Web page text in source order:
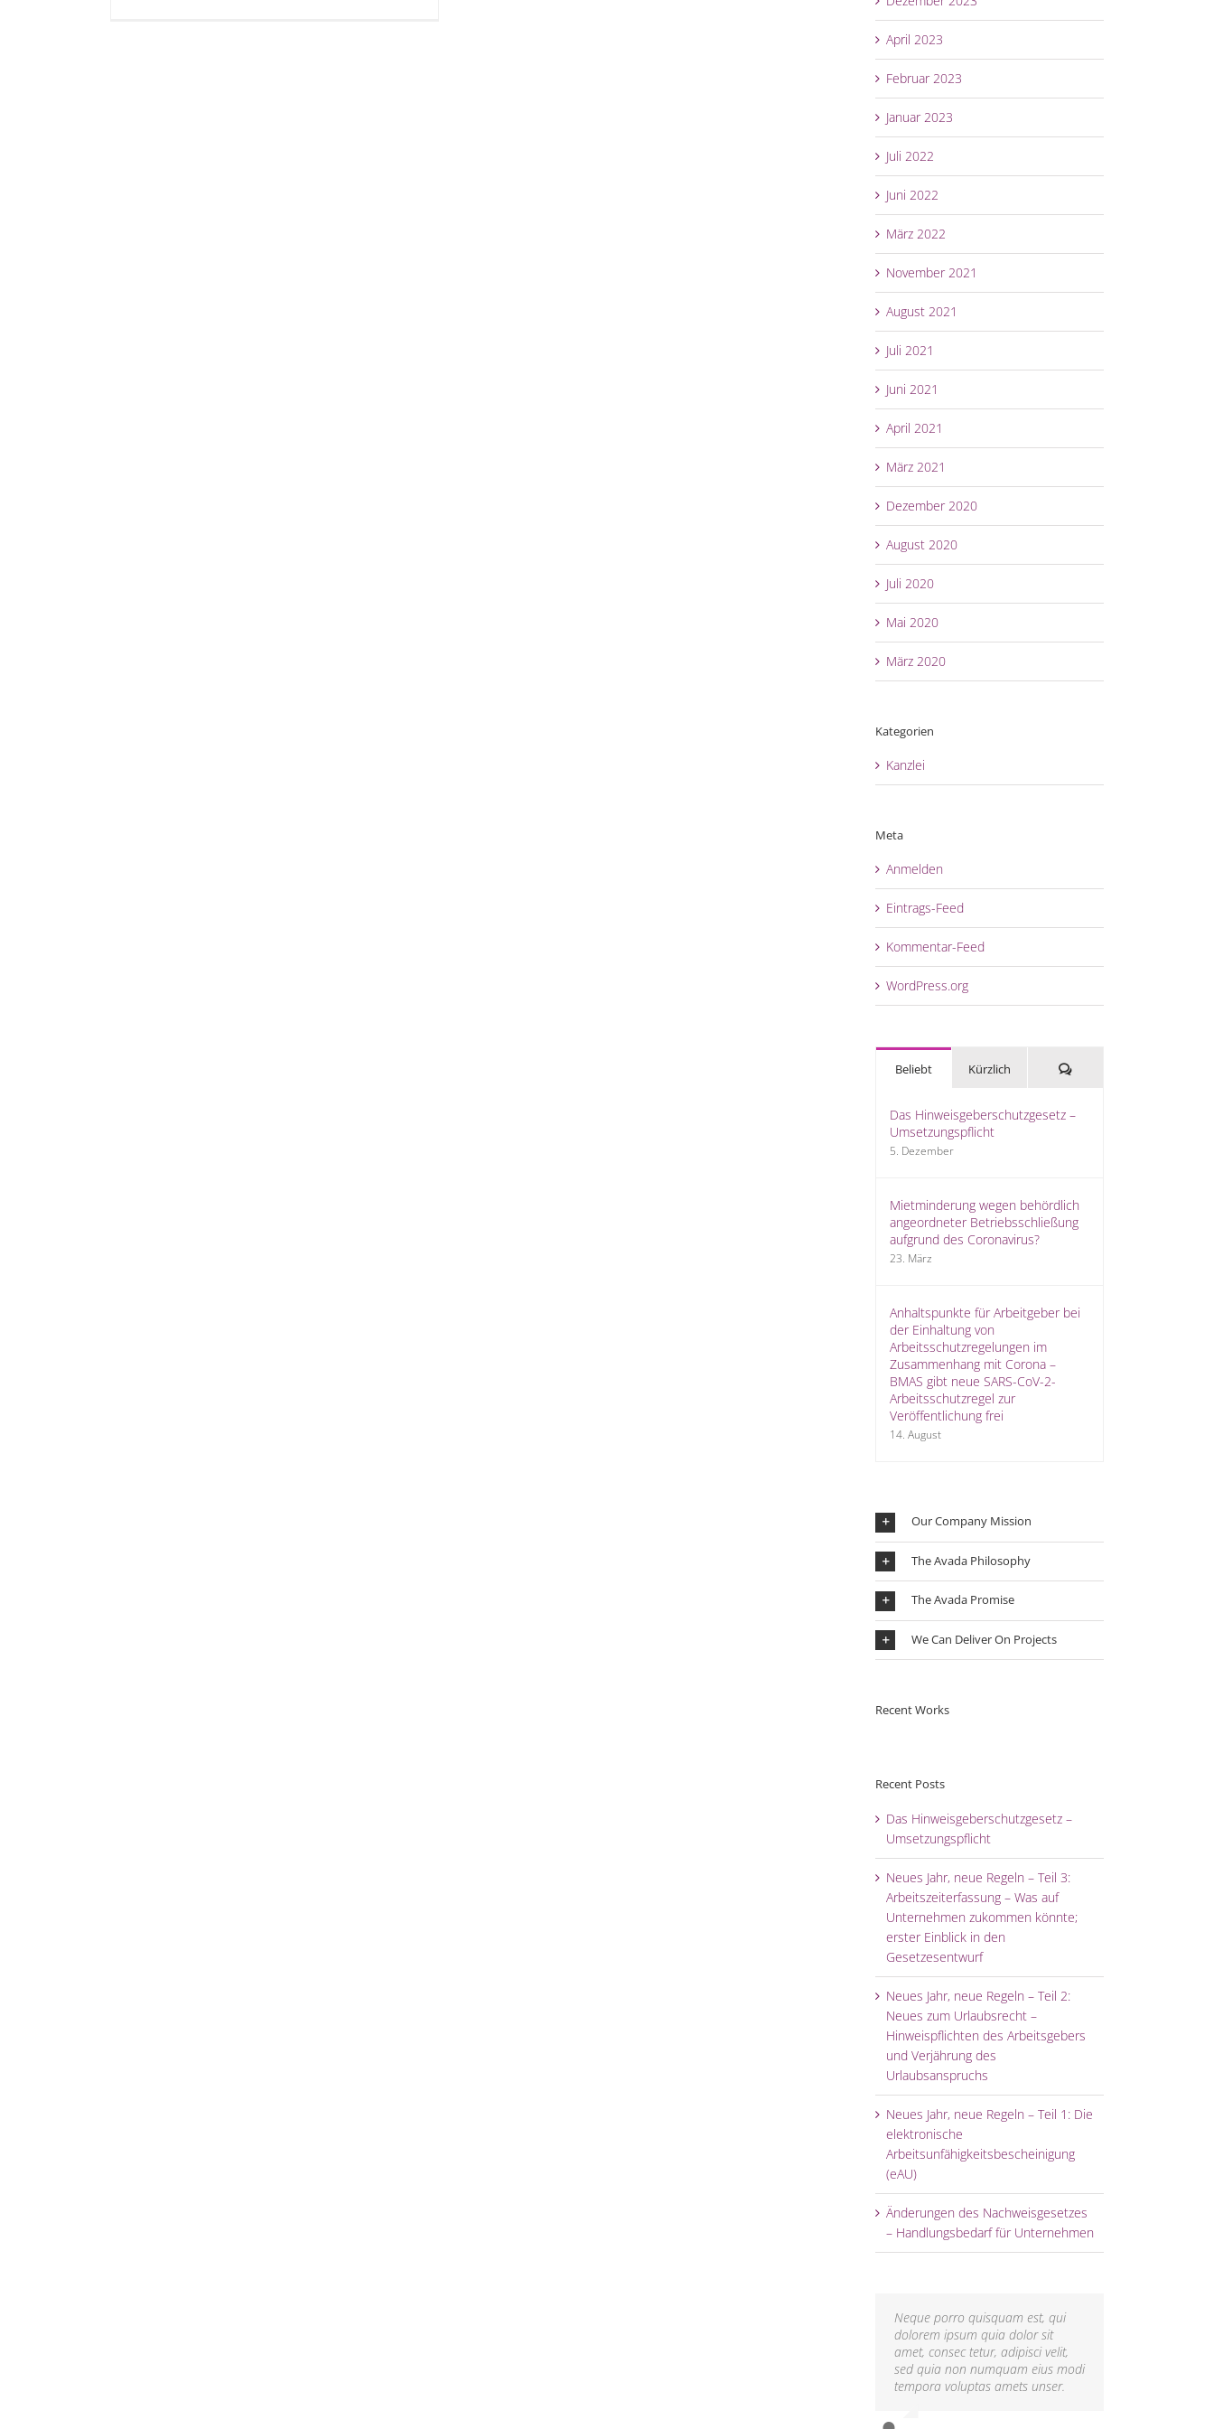
April 2023
Februar 2023
Januar 2023
Juli 2022
Juni 2022
März 2022
November 2021
August 2021
Juli 2021
Juni 2021
April 2021
März 2021
Dezember 2020
August 2020
Juli 2020
Mai 2020
März 2020
Kategorien
Kanzlei
Meta
Anmelden
Eintrags-Feed
Kommentar-Feed
WordPress.org
Beliebt Kürzlich Kommentare
Das Hinweisgeberschutzgesetz –
Umsetzungspflicht
5. Dezember
Mietminderung wegen behördlich
angeordneter Betriebsschließung
aufgrund des Coronavirus?
23. März
Anhaltspunkte für Arbeitgeber bei
der Einhaltung von
Arbeitsschutzregelungen im
Zusammenhang mit Corona –
BMAS gibt neue SARS-CoV-2-
Arbeitsschutzregel zur
Veröffentlichung frei
14. August
Our Company Mission
The Avada Philosophy
The Avada Promise
We Can Deliver On Projects
Recent Works
Recent Posts
Das Hinweisgeberschutzgesetz –
Umsetzungspflicht
Neues Jahr, neue Regeln – Teil 3:
Arbeitszeiterfassung – Was auf
Unternehmen zukommen könnte;
erster Einblick in den
Gesetzesentwurf
Neues Jahr, neue Regeln – Teil 2:
Neues zum Urlaubsrecht –
Hinweispflichten des Arbeitsgebers
und Verjährung des
Urlaubsanspruchs
Neues Jahr, neue Regeln – Teil 1: Die
elektronische
Arbeitsunfähigkeitsbescheinigung
(eAU)
Änderungen des Nachweisgesetzes
– Handlungsbedarf für Unternehmen
Neque porro quisquam est, qui
dolorem ipsum quia dolor sit
amet, consec tetur, adipisci velit,
sed quia non numquam eius modi
tempora voluptas amets unser.
Aliquam erat volutpat. Quisque at
est id ligula facilisis laoreet eget
pulvinar nibh. Suspendisse at
ultrices dui. Curabitur ac felis arcu
sadips ipsums fugiats nemis.